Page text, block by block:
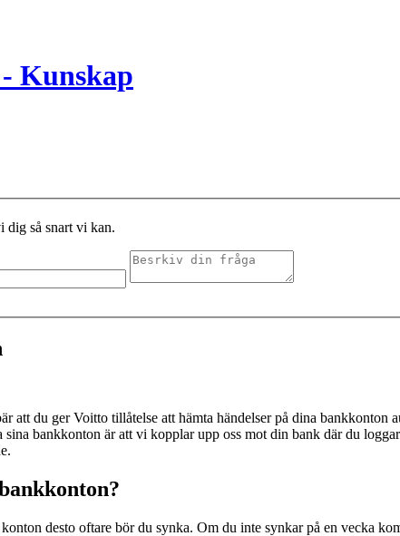
Kunskap
dig så snart vi kan.
att du ger Voitto tillåtelse att hämta händelser på dina
sina bankkonton är att vi kopplar upp oss mot din bank där du
desto oftare bör du synka. Om du inte synkar på en vecka